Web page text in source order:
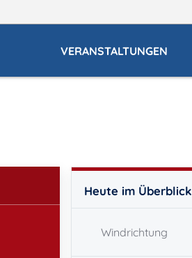
VERANSTALTUNGEN
Heute im Überblick
Windrichtung